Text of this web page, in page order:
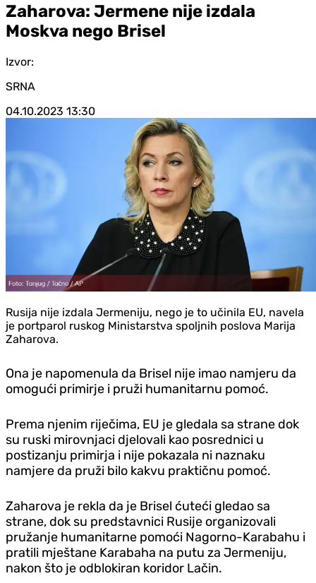
Zaharova: Jermene nije izdala
Moskva nego Brisel
Izvor:
SRNA
04.10.2023 13:30
Rusija nije izdala Jermeniju, nego je to učinila EU, navela
je portparol ruskog Ministarstva spoljnih poslova Marija
Zaharova.
Ona je napomenula da Brisel nije imao namjeru da
omogući primirje i pruži humanitarnu pomoć.
Prema njenim riječima, EU je gledala sa strane dok
su ruski mirovnjaci d‌jelovali kao posrednici u
postizanju primirja i nije pokazala ni naznaku
namjere da pruži bilo kakvu praktičnu pomoć.
Zaharova je rekla da je Brisel ćuteći gledao sa
strane, dok su predstavnici Rusije organizovali
pružanje humanitarne pomoći Nagorno-Karabahu i
pratili mještane Karabaha na putu za Jermeniju,
nakon što je odblokiran koridor Lačin.